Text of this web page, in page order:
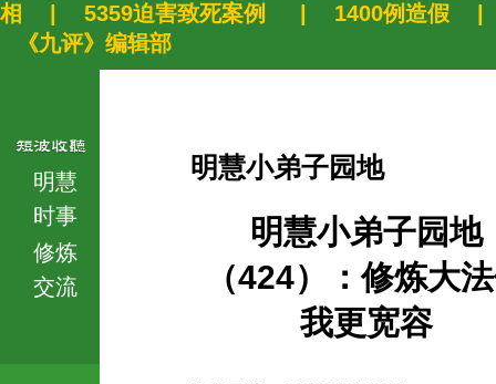
相
5359迫害致死案例 1400例造假
《九评》编辑部
明慧
时事
修炼
交流
明慧小弟子园地
明慧小弟子园地
（424）：修炼大
我更宽容